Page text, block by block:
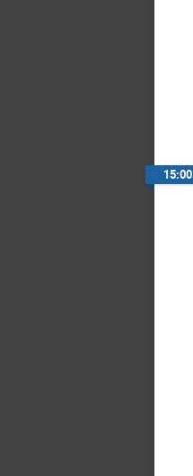
15:00